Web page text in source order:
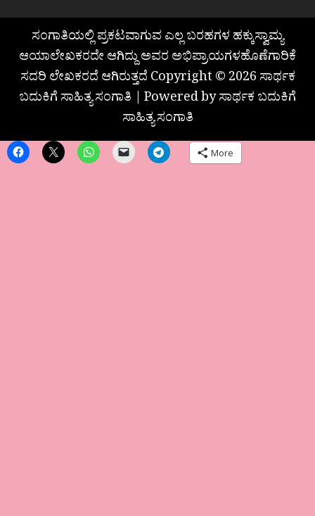
ಸಂಗಾತಿಯಲ್ಲಿ ಪ್ರಕಟವಾಗುವ ಎಲ್ಲ ಬರಹಗಳ ಹಕ್ಕುಸ್ವಾಮ್ಯ
ಆಯಾಲೇಖಕರದೇ ಆಗಿದ್ದು ಅವರ ಅಭಿಪ್ರಾಯಗಳಹೊಣೆಗಾರಿಕೆ
ಸದರಿ ಲೇಖಕರದೆ ಆಗಿರುತ್ತದೆ Copyright © 2026 ಸಾರ್ಥಕ
ಬದುಕಿಗೆ ಸಾಹಿತ್ಯ ಸಂಗಾತಿ | Powered by ಸಾರ್ಥಕ ಬದುಕಿಗೆ
ಸಾಹಿತ್ಯ ಸಂಗಾತಿ
More